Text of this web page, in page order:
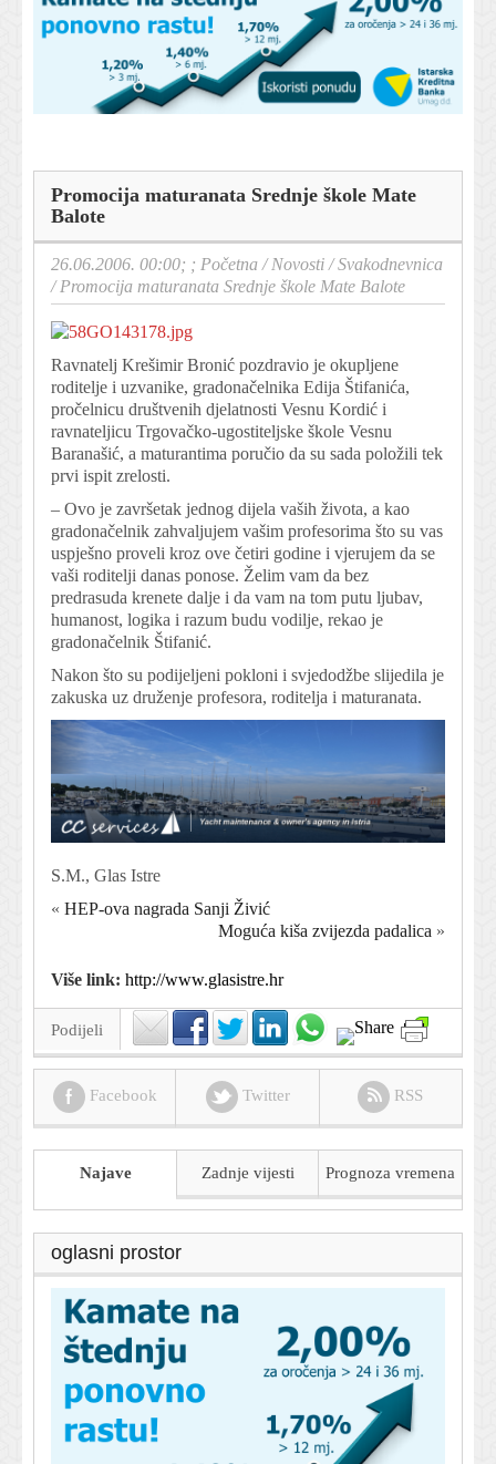
Promocija maturanata Srednje škole Mate
Balote
26.06.2006. 00:00; ; Početna /Novosti /Svakodnevnica
/Promocija maturanata Srednje škole Mate Balote
Ravnatelj Krešimir Bronić pozdravio je okupljene
roditelje i uzvanike, gradonačelnika Edija Štifanića,
pročelnicu društvenih djelatnosti Vesnu Kordić i
ravnateljicu Trgovačko-ugostiteljske škole Vesnu
Baranašić, a maturantima poručio da su sada položili tek
prvi ispit zrelosti.
– Ovo je završetak jednog dijela vaših života, a kao
gradonačelnik zahvaljujem vašim profesorima što su vas
uspješno proveli kroz ove četiri godine i vjerujem da se
vaši roditelji danas ponose. Želim vam da bez
predrasuda krenete dalje i da vam na tom putu ljubav,
humanost, logika i razum budu vodilje, rekao je
gradonačelnik Štifanić.
Nakon što su podijeljeni pokloni i svjedodžbe slijedila je
zakuska uz druženje profesora, roditelja i maturanata.
S.M., Glas Istre
« HEP-ova nagrada Sanji Živić
Moguća kiša zvijezda padalica »
Više link: http://www.glasistre.hr
Podijeli
Facebook Twitter RSS
Najave Zadnje vijesti Prognoza vremena
oglasni prostor